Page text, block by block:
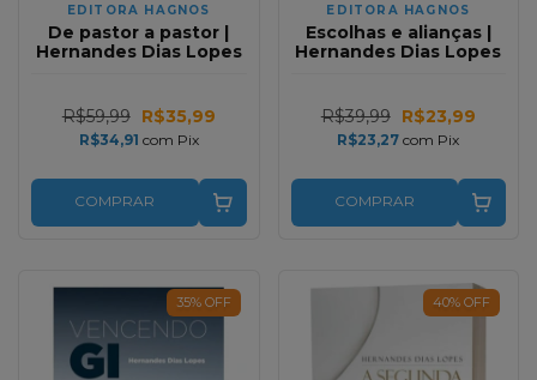
EDITORA HAGNOS
De pastor a pastor |
Hernandes Dias Lopes
R$59,99 R$35,99
R$34,91 com Pix
COMPRAR
EDITORA HAGNOS
Escolhas e alianças |
Hernandes Dias Lopes
R$39,99 R$23,99
R$23,27com Pix
COMPRAR
35% OFF 40% OFF